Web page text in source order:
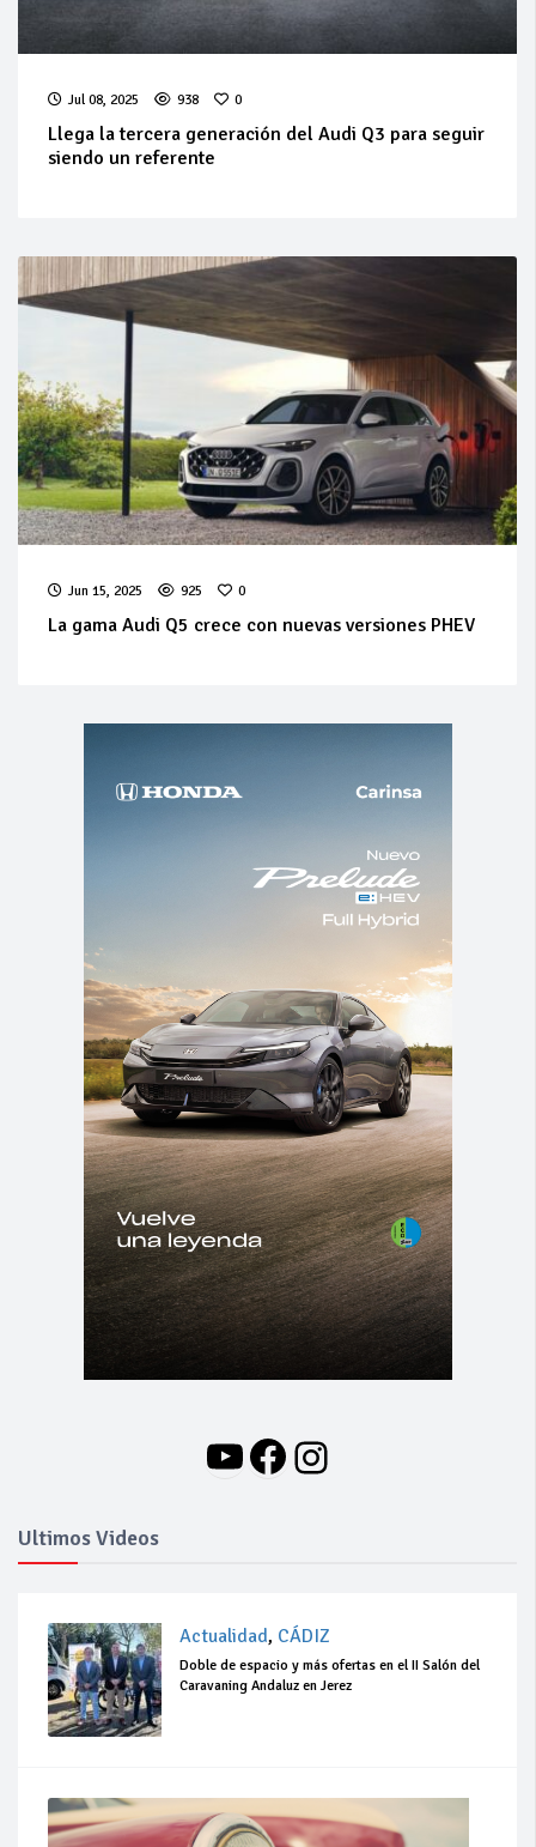
Jul 08, 2025 938 0
Llega la tercera generación del Audi Q3 para seguir
siendo un referente
Jun 15, 2025 925 0
La gama Audi Q5 crece con nuevas versiones PHEV
YouTube
Facebook
Instagram
Ultimos Videos
Actualidad, CÁDIZ
Doble de espacio y más ofertas en el II Salón del
Caravaning Andaluz en Jerez